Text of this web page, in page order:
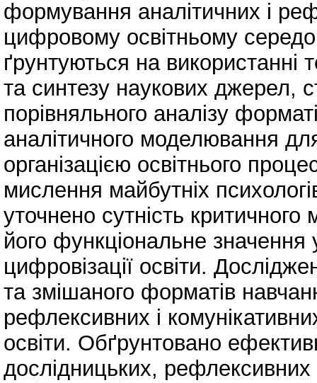
формування аналітичних і
цифровому освітньому
ґрунтуються на використанні
та синтезу наукових джерел,
порівняльного аналізу
аналітичного моделювання
організацією освітнього
мислення майбутніх
уточнено сутність
його функціональне значення
цифровізації освіти.
та змішаного форматів
рефлексивних і
освіти. Обґрунтовано
дослідницьких, рефлексивних